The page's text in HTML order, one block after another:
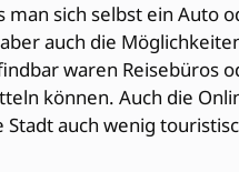
sich selbst ein Auto
auch die
waren Reisebüros
können. Auch die
auch wenig